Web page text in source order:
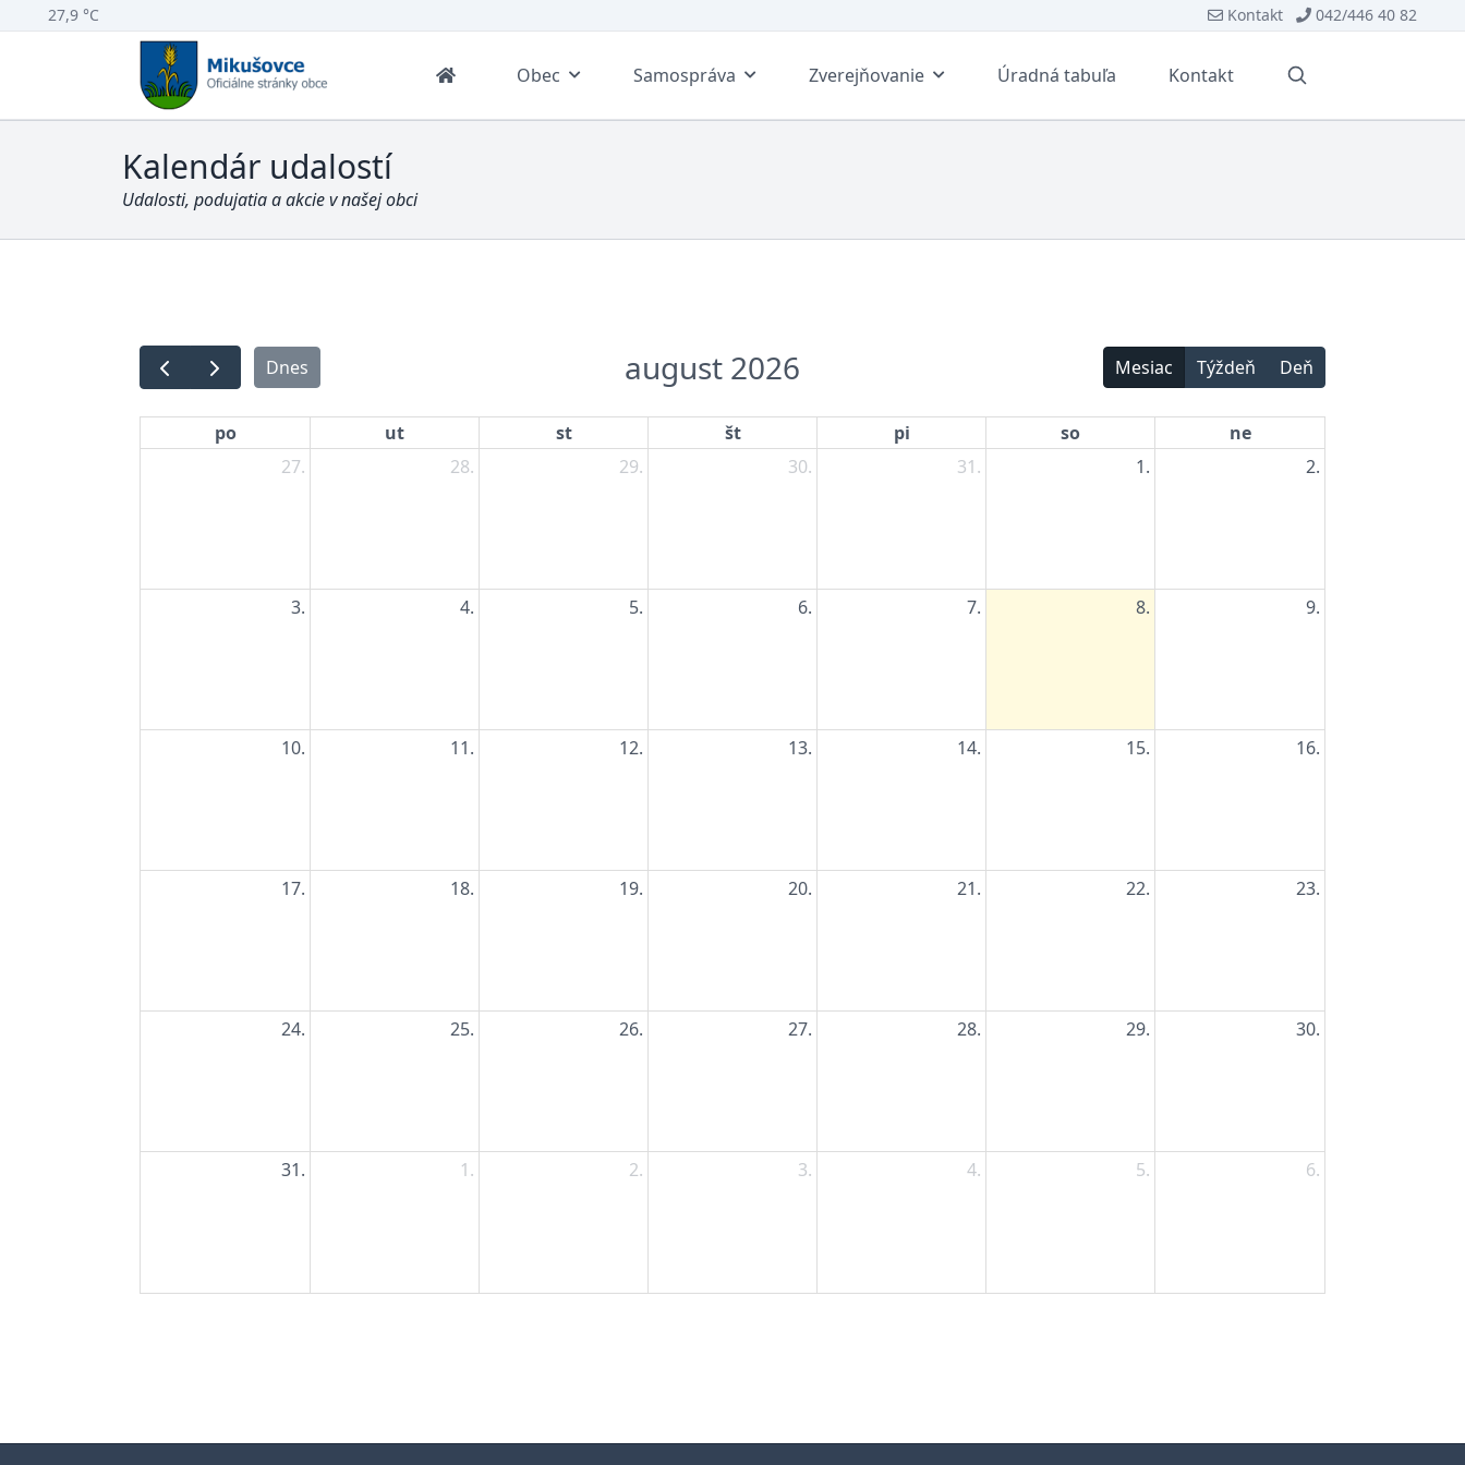
27,9 °C Kontakt 042/446 40 82
Obec Samospráva Zverejňovanie Úradná tabuľa Kontakt Vyhľadávanie
Kalendár udalostí
Udalosti, podujatia a akcie v našej obci
Dnes august 2026 Mesiac Týždeň Deň
po ut st št pi so
ne
27.
28. 29. 30. 31. 1. 2.
3. 4. 5. 6. 7. 8. 9.
10. 11. 12. 13. 14. 15. 16.
17. 18. 19. 20. 21. 22. 23.
24. 25. 26. 27. 28. 29. 30.
31. 1. 2. 3. 4. 5. 6.